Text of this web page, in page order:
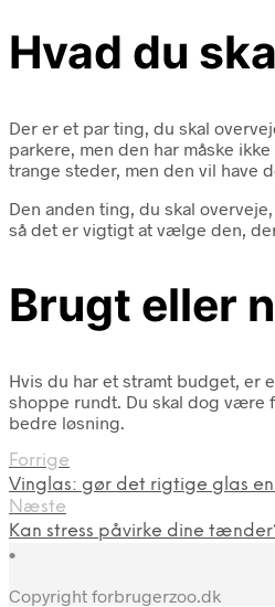
Hvad du
Der er et par ting, du skal
parkere, men den har måske
trange steder, men den vil have
Den anden ting, du skal
så det er vigtigt at vælge den,
Brugt eller
Hvis du har et stramt budget, er
shoppe rundt. Du skal dog være
bedre løsning.
Forrige
Vinglas: gør det rigtige glas en
Næste
Kan stress påvirke dine
•
Copyright forbrugerzoo.dk